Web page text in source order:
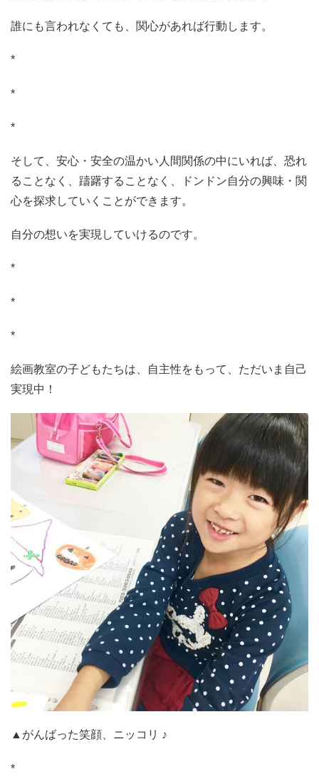
誰にも言われなくても、関心があれば行動します。
*
*
*
そして、安心・安全の温かい人間関係の中にいれば、恐れ
ることなく、躊躇することなく、ドンドン自分の興味・関
心を探求していくことができます。
自分の想いを実現していけるのです。
*
*
*
絵画教室の子どもたちは、自主性をもって、ただいま自己
実現中！
▲がんばった笑顔、ニッコリ ♪
*